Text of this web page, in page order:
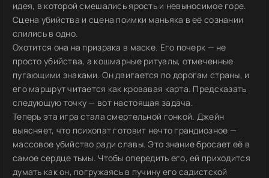
идея, в которой смешались ярость и невыносимое горе.
Сцена убийства и сцена поимки маньяка в её сознании
слились в одно.
Охотится она на призрака в маске. Его почерк — не
просто убийства, а кошмарные ритуалы, отмеченные
пугающими знаками. Он двигается по дорогам страны, и
его маршрут читается как кровавая карта. Предсказать
следующую точку — вот настоящая задача.
Теперь эта игра стала смертельной гонкой. Джейн
выясняет, что психопат готовит нечто грандиозное —
массовое убийство ради славы. Это знание бросает её в
самое сердце тьмы. Чтобы опередить его, ей приходится
думать как он, погружаясь в пучину его садистской